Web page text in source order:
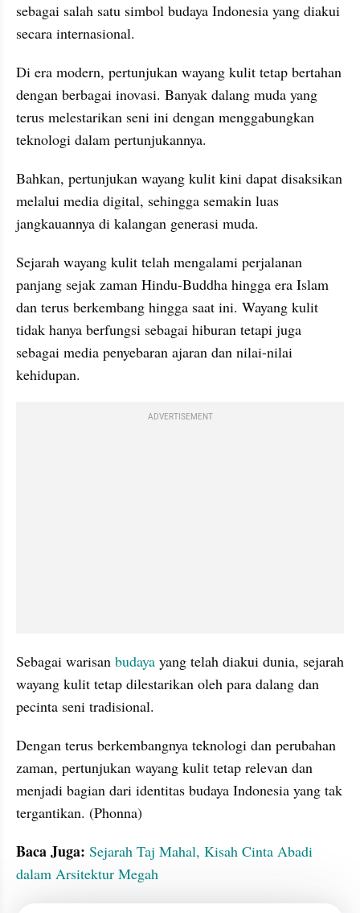
sebagai salah satu simbol budaya Indonesia yang diakui
secara internasional.
Di era modern, pertunjukan wayang kulit tetap bertahan
dengan berbagai inovasi. Banyak dalang muda yang
terus melestarikan seni ini dengan menggabungkan
teknologi dalam pertunjukannya.
Bahkan, pertunjukan wayang kulit kini dapat disaksikan
melalui media digital, sehingga semakin luas
jangkauannya di kalangan generasi muda.
Sejarah wayang kulit telah mengalami perjalanan
panjang sejak zaman Hindu-Buddha hingga era Islam
dan terus berkembang hingga saat ini. Wayang kulit
tidak hanya berfungsi sebagai hiburan tetapi juga
sebagai media penyebaran ajaran dan nilai-nilai
kehidupan.
ADVERTISEMENT
Sebagai warisan budaya yang telah diakui dunia, sejarah
wayang kulit tetap dilestarikan oleh para dalang dan
pecinta seni tradisional.
Dengan terus berkembangnya teknologi dan perubahan
zaman, pertunjukan wayang kulit tetap relevan dan
menjadi bagian dari identitas budaya Indonesia yang tak
tergantikan. (Phonna)
Baca Juga: Sejarah Taj Mahal, Kisah Cinta Abadi
dalam Arsitektur Megah